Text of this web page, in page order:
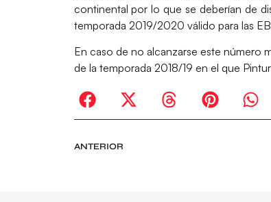
continental por lo que se deberían de
temporada 2019/2020 válido para las
En caso de no alcanzarse este número
de la temporada 2018/19 en el que
ANTERIOR